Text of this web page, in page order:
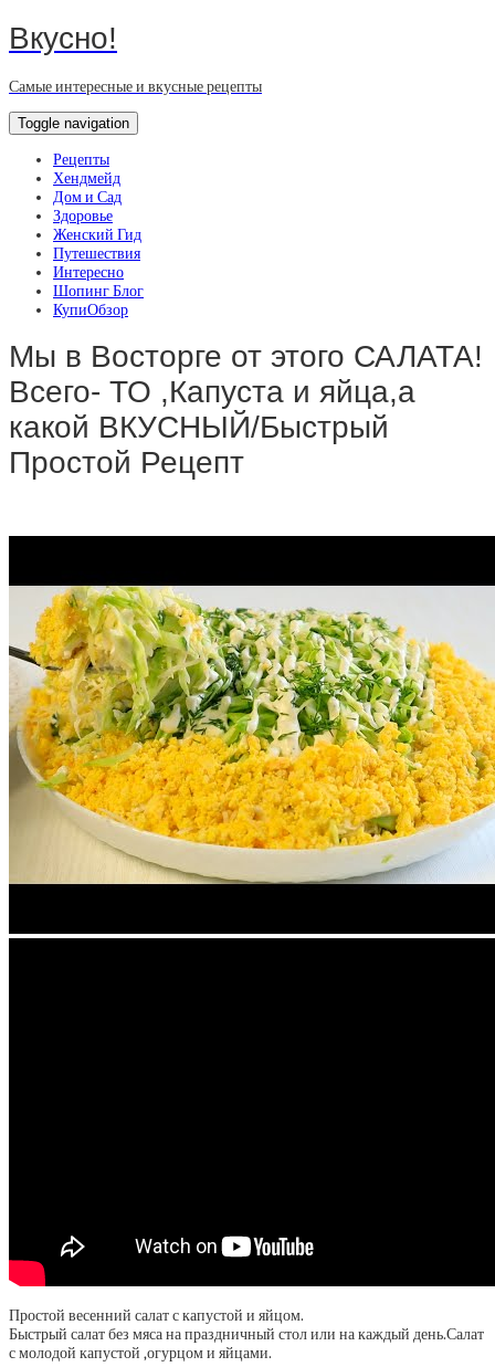
Вкусно!
Самые интересные и вкусные рецепты
Toggle navigation
Рецепты
Хендмейд
Дом и Сад
Здоровье
Женский Гид
Путешествия
Интересно
Шопинг Блог
КупиОбзор
Мы в Восторге от этого САЛАТА!
Всего- ТО ,Капуста и яйца,а
какой ВКУСНЫЙ/Быстрый
Простой Рецепт
Простой весенний салат с капустой и яйцом.
Быстрый салат без мяса на праздничный стол или на каждый день.Салат
с молодой капустой ,огурцом и яйцами.